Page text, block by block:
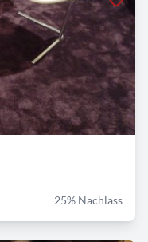
25% Nachlass